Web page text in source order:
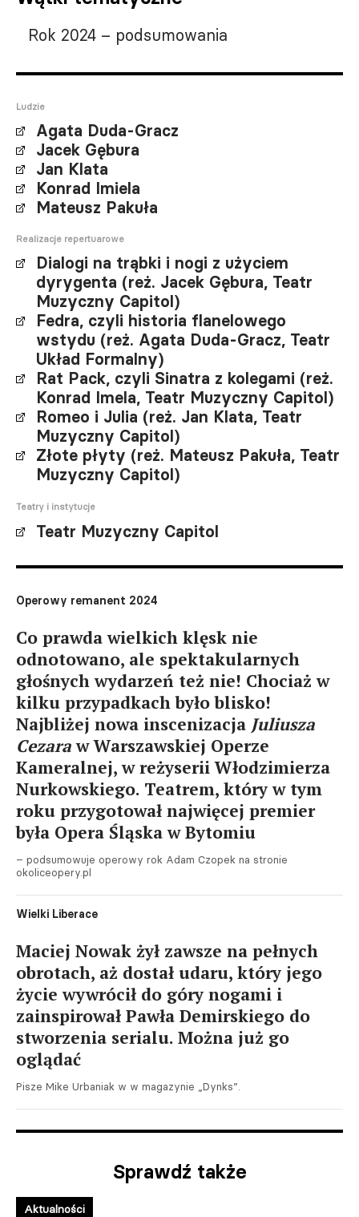
Rok 2024 – podsumowania
Ludzie
Agata Duda-Gracz
Jacek Gębura
Jan Klata
Konrad Imiela
Mateusz Pakuła
Realizacje repertuarowe
Dialogi na trąbki i nogi z użyciem
dyrygenta (reż. Jacek Gębura, Teatr
Muzyczny Capitol)
Fedra, czyli historia flanelowego
wstydu (reż. Agata Duda-Gracz, Teatr
Układ Formalny)
Rat Pack, czyli Sinatra z kolegami (reż.
Konrad Imela, Teatr Muzyczny Capitol)
Romeo i Julia (reż. Jan Klata, Teatr
Muzyczny Capitol)
Złote płyty (reż. Mateusz Pakuła, Teatr
Muzyczny Capitol)
Teatry i instytucje
Teatr Muzyczny Capitol
Operowy remanent 2024
Co prawda wielkich klęsk nie
odnotowano, ale spektakularnych
głośnych wydarzeń też nie! Chociaż w
kilku przypadkach było blisko!
Najbliżej nowa inscenizacja Juliusza
Cezaraw Warszawskiej Operze
Kameralnej, w reżyserii Włodzimierza
Nurkowskiego. Teatrem, który w tym
roku przygotował najwięcej premier
była Opera Śląska w Bytomiu
– podsumowuje operowy rok Adam Czopek na stronie
okoliceopery.pl
Wielki Liberace
Maciej Nowak żył zawsze na pełnych
obrotach, aż dostał udaru, który jego
życie wywrócił do góry nogami i
zainspirował Pawła Demirskiego do
stworzenia serialu. Można już go
oglądać
Pisze Mike Urbaniak w w magazynie „Dynks”.
Sprawdź także
Aktualności